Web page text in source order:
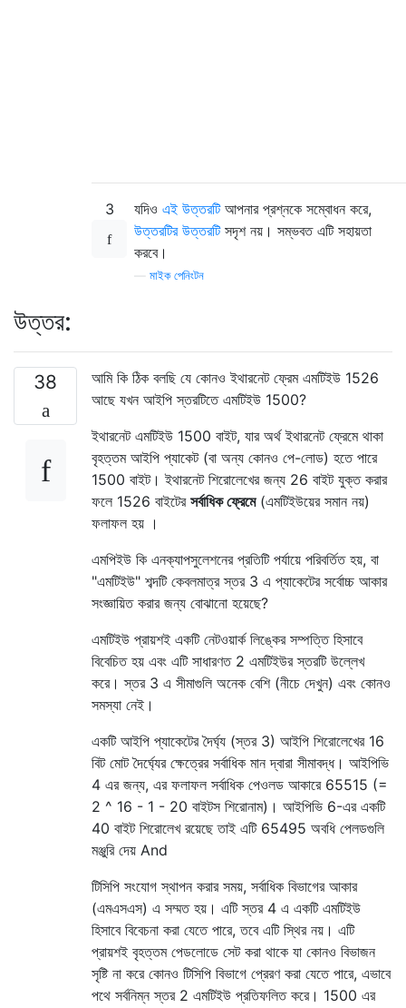
3 যদিও এই উত্তরটিআপনার প্রশ্নকে সম্বোধন করে,
উত্তরটির উত্তরটিসদৃশ নয়। সম্ভবত এটি সহায়তা
করবে।
মাইক পেনিংটন
উত্তর:
38
আমি কি ঠিক বলছি যে কোনও ইথারনেট ফ্রেম এমটিইউ 1526
আছে যখন আইপি স্তরটিতে এমটিইউ 1500?
ইথারনেট এমটিইউ 1500 বাইট, যার অর্থ ইথারনেট ফ্রেমে থাকা
বৃহত্তম আইপি প্যাকেট (বা অন্য কোনও পে-লোড) হতে পারে
1500 বাইট। ইথারনেট শিরোলেখের জন্য 26 বাইট যুক্ত করার
ফলে 1526 বাইটের সর্বাধিক ফ্রেমে(এমটিইউয়ের সমান নয়)
ফলাফল হয় ।
এমপিইউ কি এনক্যাপসুলেশনের প্রতিটি পর্যায়ে পরিবর্তিত হয়, বা
"এমটিইউ" শব্দটি কেবলমাত্র স্তর 3 এ প্যাকেটের সর্বোচ্চ আকার
সংজ্ঞায়িত করার জন্য বোঝানো হয়েছে?
এমটিইউ প্রায়শই একটি নেটওয়ার্ক লিঙ্কের সম্পত্তি হিসাবে
বিবেচিত হয় এবং এটি সাধারণত 2 এমটিইউর স্তরটি উল্লেখ
করে। স্তর 3 এ সীমাগুলি অনেক বেশি (নীচে দেখুন) এবং কোনও
সমস্যা নেই।
একটি আইপি প্যাকেটের দৈর্ঘ্য (স্তর 3) আইপি শিরোলেখের 16
বিট মোট দৈর্ঘ্যের ক্ষেত্রের সর্বাধিক মান দ্বারা সীমাবদ্ধ। আইপিভি
4 এর জন্য, এর ফলাফল সর্বাধিক পেওলড আকারে 65515 (=
2 ^ 16 - 1 - 20 বাইটস শিরোনাম)। আইপিভি 6-এর একটি
40 বাইট শিরোলেখ রয়েছে তাই এটি 65495 অবধি পেলডগুলি
মঞ্জুরি দেয় And
টিসিপি সংযোগ স্থাপন করার সময়, সর্বাধিক বিভাগের আকার
(এমএসএস) এ সম্মত হয়। এটি স্তর 4 এ একটি এমটিইউ
হিসাবে বিবেচনা করা যেতে পারে, তবে এটি স্থির নয়। এটি
প্রায়শই বৃহত্তম পেডলোডে সেট করা থাকে যা কোনও বিভাজন
সৃষ্টি না করে কোনও টিসিপি বিভাগে প্রেরণ করা যেতে পারে, এভাবে
পথে সর্বনিম্ন স্তর 2 এমটিইউ প্রতিফলিত করে। 1500 এর